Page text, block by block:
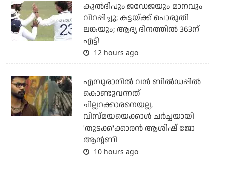
കുല്‍ദീപും ജഡേജയും മാനവും
വിറപ്പിച്ചു; കട്ടയ്ക്ക് പൊരുതി
ലങ്കയും; ആദ്യ ദിനത്തില്‍ 363ന്
എട്ട്!
12 hours ago
എമ്പുരാനില്‍ വന്‍ ബില്‍ഡപ്പില്‍
കൊണ്ടുവന്നത്
ചില്ലറക്കാരനെയല്ല,
വിസ്മയയെക്കാള്‍ ചര്‍ച്ചയായി
'തുടക്ക'ക്കാരന്‍ ആശിഷ് ജോ
ആന്റണി
10 hours ago